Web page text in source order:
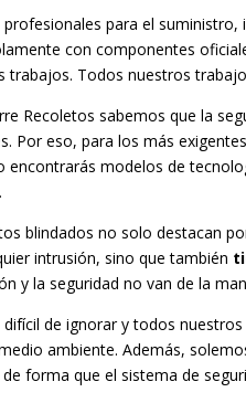
para el suministro,
con componentes
trabajos. Todos nuestros
Recoletos sabemos que la
Por eso, para los más exigentes
encontrarás modelos de
blindados no solo destacan
intrusión, sino que también
y la seguridad no van de la
de ignorar y todos
ambiente. Además,
de forma que el sistema de